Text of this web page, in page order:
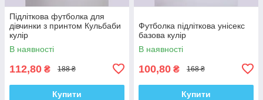
Підліткова футболка для
дівчинки з принтом Кульбаби
кулір
В наявності
112,80 ₴ 188 ₴
Купити
Футболка підліткова унісекс
базова кулір
В наявності
100,80 ₴ 168 ₴
Купити